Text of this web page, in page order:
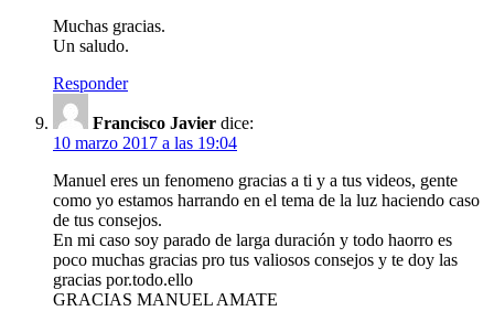
Muchas gracias.
Un saludo.
Responder
Francisco Javier dice:
10 marzo 2017 a las 19:04
Manuel eres un fenomeno gracias a ti y a tus videos, gente
como yo estamos harrando en el tema de la luz haciendo caso
de tus consejos.
En mi caso soy parado de larga duración y todo haorro es
poco muchas gracias pro tus valiosos consejos y te doy las
gracias por.todo.ello
GRACIAS MANUEL AMATE